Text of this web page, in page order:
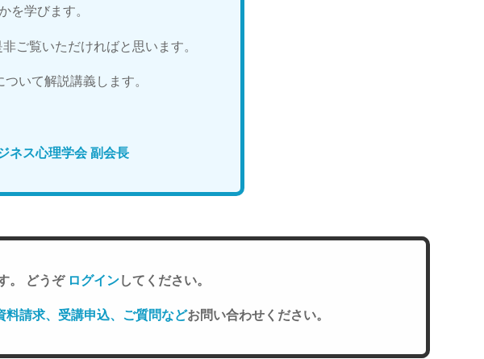
を学びます。
ご覧いただければと思います。
いて解説講義します。
ネス心理学会 副会長
。 どうぞ ログインしてください。
料請求、受講申込、ご質問などお問い合わせください。